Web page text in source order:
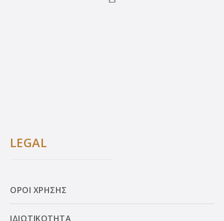
LEGAL
ΟΡΟΙ ΧΡΗΣΗΣ
ΙΔΙΩΤΙΚΟΤΗΤΑ